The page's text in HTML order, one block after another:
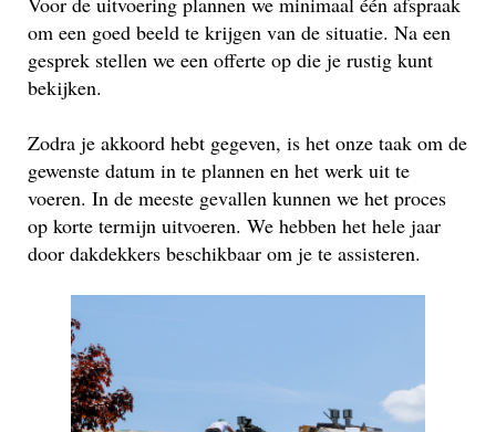
om een goed beeld te krijgen van de situatie. Na een
gesprek stellen we een offerte op die je rustig kunt
bekijken.
Zodra je akkoord hebt gegeven, is het onze taak om de
gewenste datum in te plannen en het werk uit te
voeren. In de meeste gevallen kunnen we het proces
op korte termijn uitvoeren. We hebben het hele jaar
door dakdekkers beschikbaar om je te assisteren.